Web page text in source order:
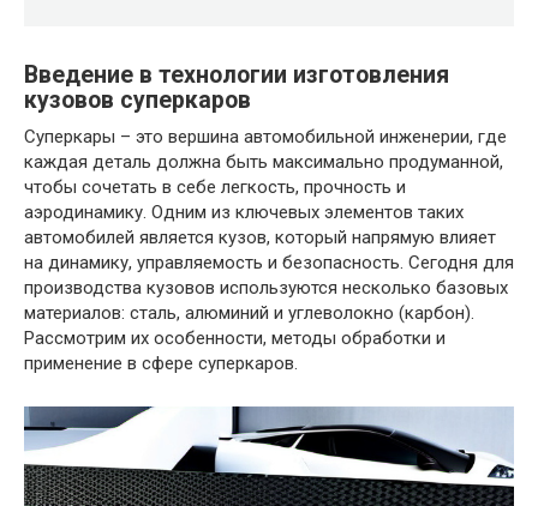
Введение в технологии изготовления
кузовов суперкаров
Суперкары – это вершина автомобильной инженерии, где
каждая деталь должна быть максимально продуманной,
чтобы сочетать в себе легкость, прочность и
аэродинамику. Одним из ключевых элементов таких
автомобилей является кузов, который напрямую влияет
на динамику, управляемость и безопасность. Сегодня для
производства кузовов используются несколько базовых
материалов: сталь, алюминий и углеволокно (карбон).
Рассмотрим их особенности, методы обработки и
применение в сфере суперкаров.